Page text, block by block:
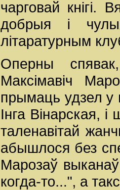
чарговай кнігі.
добрыя і
літаратурным
Оперны
Максімавіч
прымаць удзел у
Інга Вінарская,
таленавітай
абышлося без
Марозаў
когда-то...", а